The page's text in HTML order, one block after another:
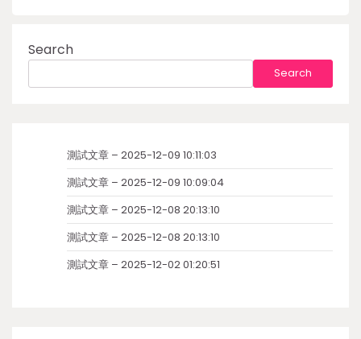
Search
Search
測試文章 – 2025-12-09 10:11:03
測試文章 – 2025-12-09 10:09:04
測試文章 – 2025-12-08 20:13:10
測試文章 – 2025-12-08 20:13:10
測試文章 – 2025-12-02 01:20:51